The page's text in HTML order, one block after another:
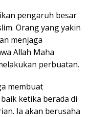
pengaruh besar
Orang yang yakin
menjaga
Allah Maha
perbuatan.
membuat
ketika berada di
Ia akan berusaha